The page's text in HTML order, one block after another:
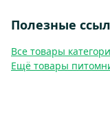
Полезные
Все товары
Ещё товары